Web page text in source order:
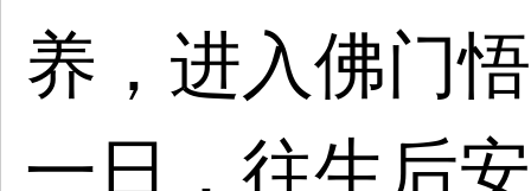
养，进入佛门
一日，往生后